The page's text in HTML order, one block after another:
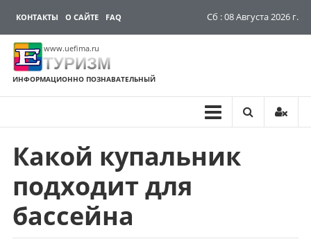
КОНТАКТЫ О САЙТЕ FAQ Сб : 08 Августа 2026 г.
www.uefima.ru
ТУРИЗМ
ИНФОРМАЦИОННО ПОЗНАВАТЕЛЬНЫЙ
Перейти
содержимому
Какой купальник
подходит для
бассейна